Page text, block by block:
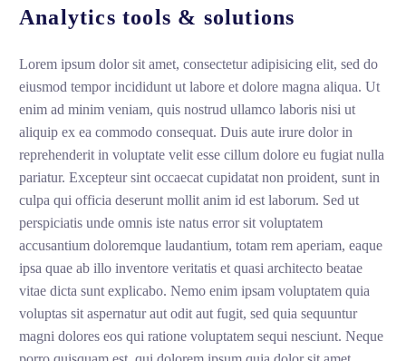
Analytics tools & solutions
Lorem ipsum dolor sit amet, consectetur adipisicing elit, sed do
eiusmod tempor incididunt ut labore et dolore magna aliqua. Ut
enim ad minim veniam, quis nostrud ullamco laboris nisi ut
aliquip ex ea commodo consequat. Duis aute irure dolor in
reprehenderit in voluptate velit esse cillum dolore eu fugiat nulla
pariatur. Excepteur sint occaecat cupidatat non proident, sunt in
culpa qui officia deserunt mollit anim id est laborum. Sed ut
perspiciatis unde omnis iste natus error sit voluptatem
accusantium doloremque laudantium, totam rem aperiam, eaque
ipsa quae ab illo inventore veritatis et quasi architecto beatae
vitae dicta sunt explicabo. Nemo enim ipsam voluptatem quia
voluptas sit aspernatur aut odit aut fugit, sed quia sequuntur
magni dolores eos qui ratione voluptatem sequi nesciunt. Neque